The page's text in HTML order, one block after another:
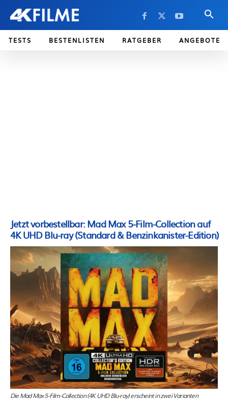
TESTS BESTENLISTEN RATGEBER ANGEBOTE
Jetzt vorbestellbar: Mad Max 5-Film-Collection auf
4K UHD Blu-ray (Standard & Benzinkanister-Edition)
Die Mad Max 5-Film-Collection (4K UHD Blu-ray) erscheint in zwei Varianten